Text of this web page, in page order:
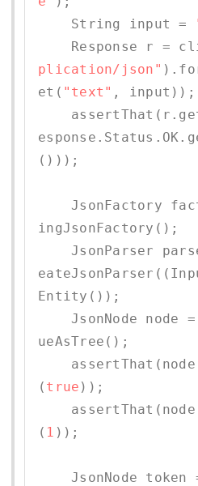
    String input =
Response r =
plication/json"
et( "text" , input));
()));
JsonFactory
ingJsonFactory();
Entity());
ueAsTree();
( true ));
( 1 ));
JsonNode